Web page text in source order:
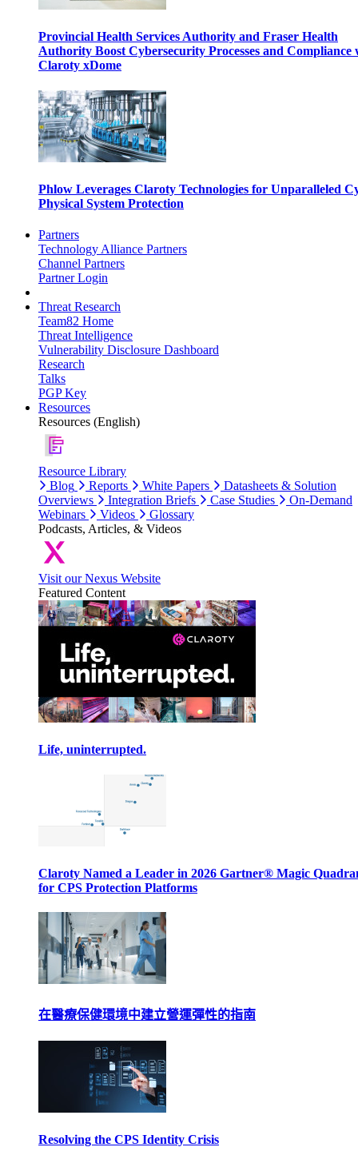
Provincial Health Services Authority and Fraser Health
Authority Boost Cybersecurity Processes and Compliance
Claroty xDome
Phlow Leverages Claroty Technologies for Unparalleled
Physical System Protection
Partners
Technology Alliance Partners
Channel Partners
Partner Login
Threat Research
Team82 Home
Threat Intelligence
Vulnerability Disclosure Dashboard
Research
Talks
PGP Key
Resources
Resources (English)
Resource Library
Blog
Reports White Papers
Datasheets & Solution
Overviews
Integration Briefs Case Studies
On-Demand
Webinars
Videos
Glossary
Podcasts, Articles, & Videos
Visit our Nexus Website
Featured Content
Life, uninterrupted.
Claroty Named a Leader in 2026 Gartner® Magic
for CPS Protection Platforms
在醫療保健環境中建立營運彈性的指南
Resolving the CPS Identity Crisis